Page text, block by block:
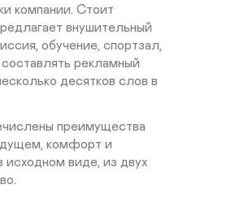
компании. Стоит
внушительный
обучение, спортзал,
рекламный
десятков слов в
преимущества
комфорт и
исходном виде, из двух